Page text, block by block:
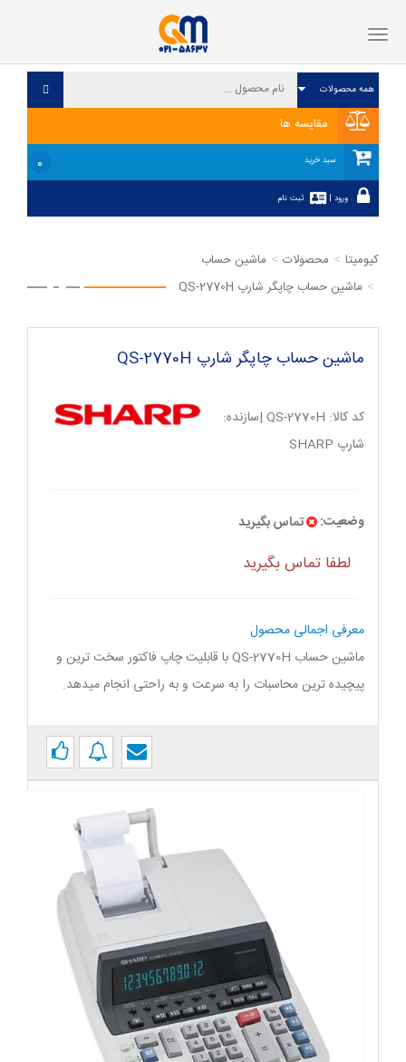
مقایسه ها
سبد خرید ۰
ورود | ثبت نام
فهرست
کیومیتا محصولات
ماشین حساب
ماشین حساب چاپگر شارپ QS-2770H
ماشین حساب چاپگر شارپ QS-2770H
کد کالا: QS-2770H |سازنده:
شارپ SHARP
وضعیت: تماس بگیرید
لطفا تماس بگیرید
معرفی اجمالی محصول
ماشین حساب QS-2770H با قابلیت چاپ فاکتور سخت ترین و
پیچیده ترین محاسبات را به سرعت و به راحتی انجام میدهد.